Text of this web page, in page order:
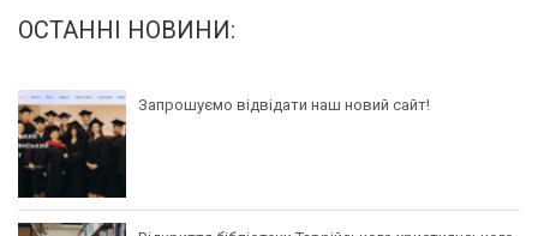
ОСТАННІ НОВИНИ:
Запрошуємо відвідати наш новий сайт!